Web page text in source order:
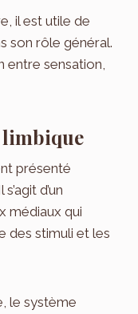
il est utile de
son rôle général.
entre sensation,
présenté
d’un
médiaux qui
des stimuli et les
le système